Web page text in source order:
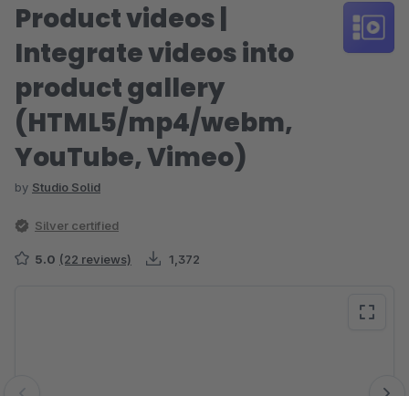
Product videos |
Integrate videos into
product gallery
(HTML5/mp4/webm,
YouTube, Vimeo)
by Studio Solid
Silver certified
5.0 (22 reviews) 1,372